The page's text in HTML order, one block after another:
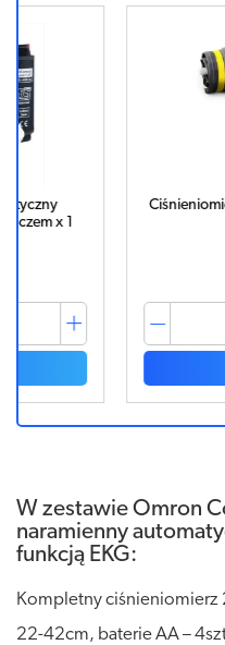
x 1
Ciśnieniomierz
x
DO
W zestawie Omron
naramienny
funkcją EKG:
Kompletny ciśnieniomierz
22-42cm, baterie AA –